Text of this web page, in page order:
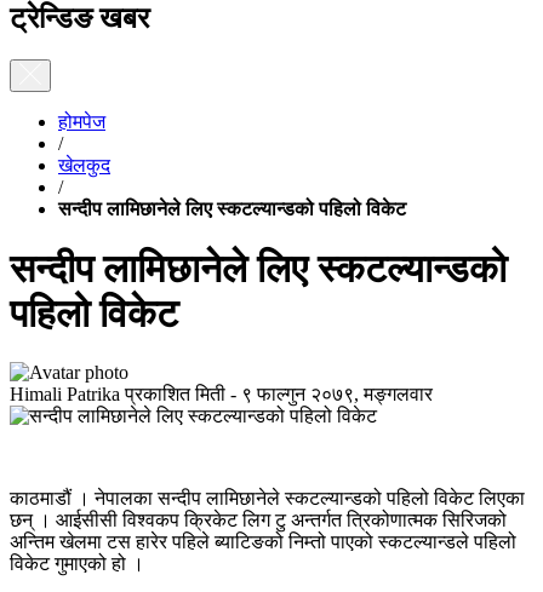
ट्रेन्डिङ खबर
होमपेज
/
खेलकुद
/
सन्दीप लामिछानेले लिए स्कटल्यान्डको पहिलो विकेट
सन्दीप लामिछानेले लिए स्कटल्यान्डको
पहिलो विकेट
Himali Patrika प्रकाशित मिती - ९ फाल्गुन २०७९, मङ्गलवार
काठमाडौं । नेपालका सन्दीप लामिछानेले स्कटल्यान्डको पहिलो विकेट लिएका
छन् । आईसीसी विश्वकप क्रिकेट लिग टु अन्तर्गत त्रिकोणात्मक सिरिजको
अन्तिम खेलमा टस हारेर पहिले ब्याटिङको निम्तो पाएको स्कटल्यान्डले पहिलो
विकेट गुमाएको हो ।